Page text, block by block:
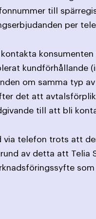
till
per
konsumenten
kundförhållande
om samma typ
det att
till att bli
telefon trots att
av detta att Telia